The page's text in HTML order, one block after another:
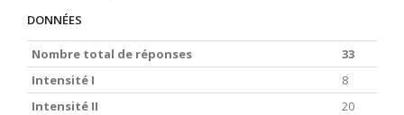
DONNÉES
Nombre total de réponses
33
Intensité I
8
Intensité II
20